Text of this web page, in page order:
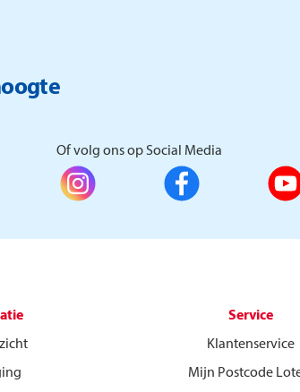
Of volg ons op Social Media
Service
Klantenservice
Mijn Postcode